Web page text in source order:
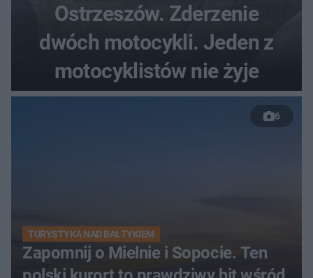
Ostrzeszów. Zderzenie
dwóch motocykli. Jeden z
motocyklistów nie żyje
6
TURYSTYKA NAD BAŁTYKIEM
Zapomnij o Mielnie i Sopocie. Ten